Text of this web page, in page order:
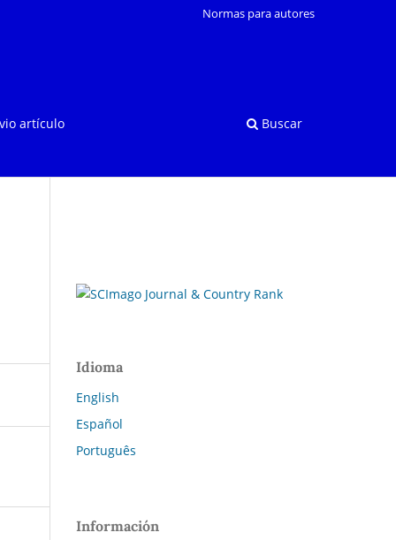
artículo Buscar
Normas para autores
Idioma
English
Español
Português
Información